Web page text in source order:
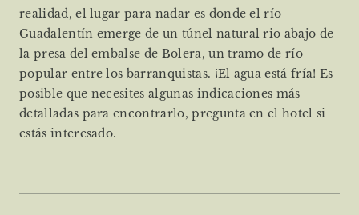
realidad, el lugar para nadar es donde el río
Guadalentín emerge de un túnel natural rio abajo de
la presa del embalse de Bolera, un tramo de río
popular entre los barranquistas. ¡El agua está fría! Es
posible que necesites algunas indicaciones más
detalladas para encontrarlo, pregunta en el hotel si
estás interesado.